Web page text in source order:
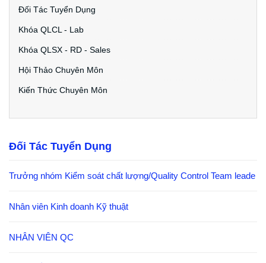
Đối Tác Tuyển Dụng
Khóa QLCL - Lab
Khóa QLSX - RD - Sales
Hội Thảo Chuyên Môn
Kiến Thức Chuyên Môn
Đối Tác Tuyển Dụng
Trưởng nhóm Kiểm soát chất lượng/Quality Control Team leade
Nhân viên Kinh doanh Kỹ thuật
NHÂN VIÊN QC